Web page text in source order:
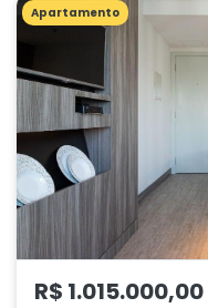
Apartamento
R$ 1.015.000,00